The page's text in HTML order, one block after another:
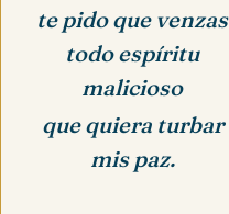
te pido que venzas
todo espíritu
malicioso
que quiera turbar
mis paz.